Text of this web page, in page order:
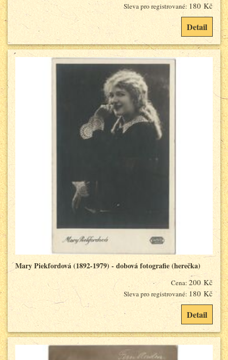
Sleva pro registrované: 180 Kč
Detail
Mary Piekfordová (1892-1979) - dobová fotografie (herečka)
Cena: 200 Kč
Sleva pro registrované: 180 Kč
Detail